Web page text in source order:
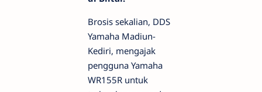
Brosis sekalian, DDS
Yamaha Madiun-
Kediri, mengajak
pengguna Yamaha
WR155R untuk